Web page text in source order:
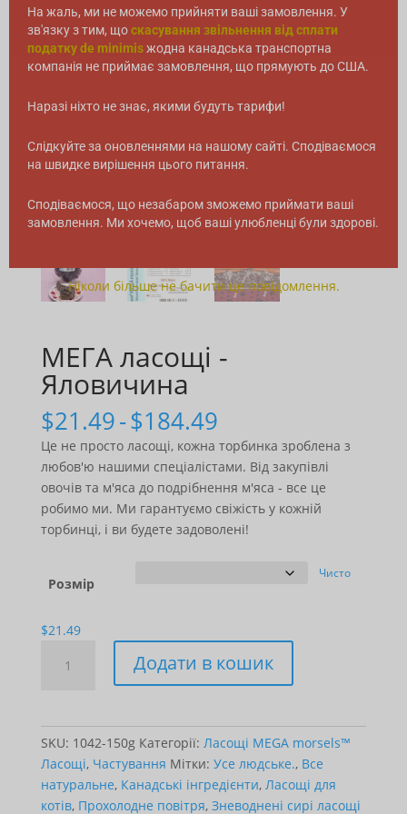
МЕГА ласощі -
Яловичина
$21.49-$184.49Діапазон
цін:
$21.49
-
$184.49
Це не просто ласощі, кожна торбинка зроблена з
любов'ю нашими спеціалістами. Від закупівлі
овочів та м'яса до подрібнення м'яса - все це
робимо ми. Ми гарантуємо свіжість у кожній
торбинці, і ви будете задоволені!
Розмір
Чисто
$21.49
Treats
Додати в кошик
SKU: 1042-150g Категорії: Ласощі MEGA morsels™
Ласощі, Частування Мітки: Усе людське., Все
натуральне, Канадські інгредієнти, Ласощі для
котів, Прохолодне повітря, Зневоднені сирі ласощі
На жаль, ми не можемо прийняти ваші замовлення. У
зв'язку з тим, щоскасування звільнення від сплати
податку de minimisжодна канадська транспортна
компанія не приймає замовлення, що прямують до США.
Наразі ніхто не знає, якими будуть тарифи!
Слідкуйте за оновленнями на нашому сайті. Сподіваємося
на швидке вирішення цього питання.
Сподіваємося, що незабаром зможемо приймати ваші
замовлення. Ми хочемо, щоб ваші улюбленці були здорові.
Ніколи більше не бачити це повідомлення.